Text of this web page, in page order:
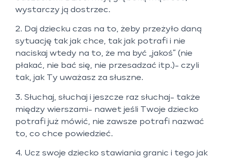
wystarczy ją dostrzec.
2. Daj dziecku czas na to, żeby przeżyło daną
sytuację tak jak chce, tak jak potrafi i nie
naciskaj wtedy na to, że ma być „jakoś” (nie
płakać, nie bać się, nie przesadzać itp.)- czyli
tak, jak Ty uważasz za słuszne.
3. Słuchaj, słuchaj i jeszcze raz słuchaj- także
między wierszami- nawet jeśli Twoje dziecko
potrafi już mówić, nie zawsze potrafi nazwać
to, co chce powiedzieć.
4. Ucz swoje dziecko stawiania granic i tego jak